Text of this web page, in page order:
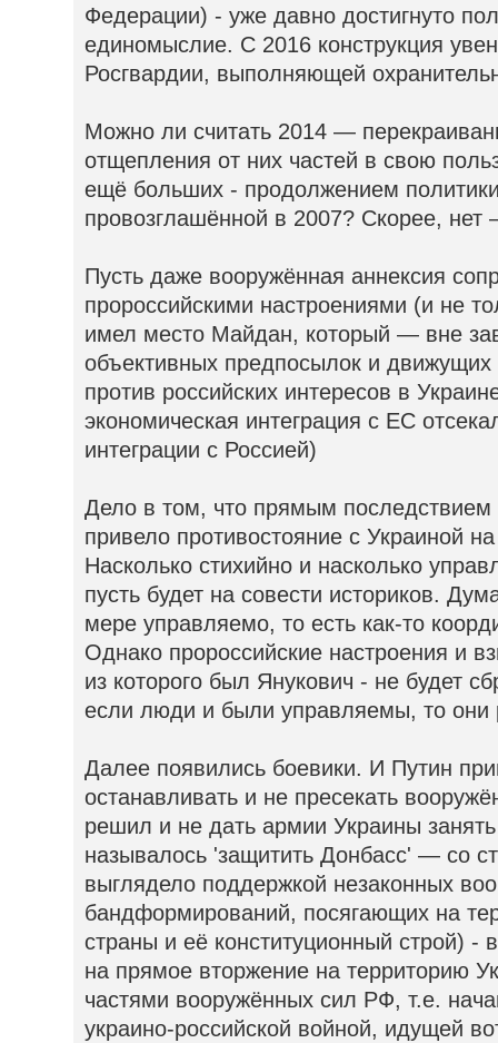
Федерации) - уже давно достигнуто
единомыслие. С 2016 конструкция
Росгвардии, выполняющей
Можно ли считать 2014 —
отщепления от них частей в свою
ещё больших - продолжением
провозглашённой в 2007? Скорее,
Пусть даже вооружённая аннексия
пророссийскими настроениями (и не
имел место Майдан, который — вне
объективных предпосылок и
против российских интересов в
экономическая интеграция с ЕС
интеграции с Россией)
Дело в том, что прямым
привело противостояние с Украиной
Насколько стихийно и насколько
пусть будет на совести историков.
мере управляемо, то есть как-то
Однако пророссийские настроения и
из которого был Янукович - не будет
если люди и были управляемы, то
Далее появились боевики. И Путин
останавливать и не пресекать
решил и не дать армии Украины
называлось 'защитить Донбасс' — со
выглядело поддержкой незаконных
бандформирований, посягающих на
страны и её конституционный строй) -
на прямое вторжение на территорию
частями вооружённых сил РФ, т.е.
украино-российской войной, идущей